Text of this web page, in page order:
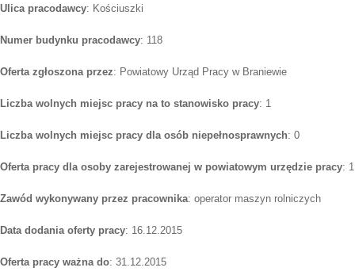
Ulica pracodawcy: Kościuszki
Numer budynku pracodawcy: 118
Oferta zgłoszona przez: Powiatowy Urząd Pracy w Braniewie
Liczba wolnych miejsc pracy na to stanowisko pracy: 1
Liczba wolnych miejsc pracy dla osób niepełnosprawnych: 0
Oferta pracy dla osoby zarejestrowanej w powiatowym urzędzie pracy: 1
Zawód wykonywany przez pracownika: operator maszyn rolniczych
Data dodania oferty pracy: 16.12.2015
Oferta pracy ważna do: 31.12.2015